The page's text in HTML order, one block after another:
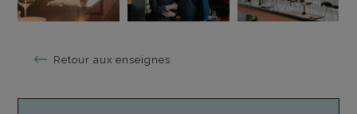
Retour aux enseignes